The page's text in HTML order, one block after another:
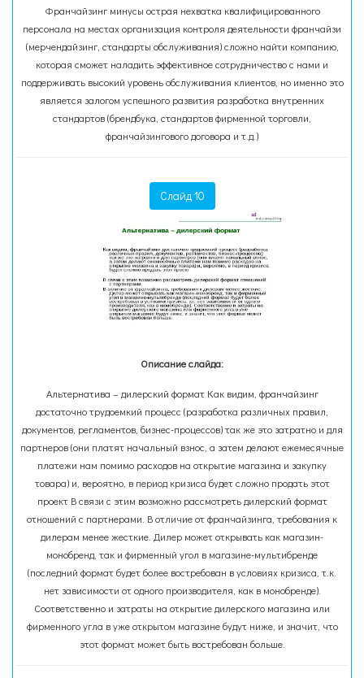
Франчайзинг минусы острая нехватка квалифицированного
персонала на местах организация контроля деятельности франчайзи
(мерчендайзинг, стандарты обслуживания) сложно найти компанию,
которая сможет наладить эффективное сотрудничество с нами и
поддерживать высокий уровень обслуживания клиентов, но именно это
является залогом успешного развития разработка внутренних
стандартов (брендбука, стандартов фирменной торговли,
франчайзингового договора и т.д.)
Слайд 10
Описание слайда:
Альтернатива – дилерский формат Как видим, франчайзинг
достаточно трудоемкий процесс (разработка различных правил,
документов, регламентов, бизнес-процессов) так же это затратно и для
партнеров (они платят начальный взнос, а затем делают ежемесячные
платежи нам помимо расходов на открытие магазина и закупку
товара) и, вероятно, в период кризиса будет сложно продать этот
проект В связи с этим возможно рассмотреть дилерский формат
отношений с партнерами. В отличие от франчайзинга, требования к
дилерам менее жесткие. Дилер может открывать как магазин-
монобренд, так и фирменный угол в магазине-мультибренде
(последний формат будет более востребован в условиях кризиса, т.к.
нет зависимости от одного производителя, как в монобренде).
Соответственно и затраты на открытие дилерского магазина или
фирменного угла в уже открытом магазине будут ниже, и значит, что
этот формат может быть востребован больше.